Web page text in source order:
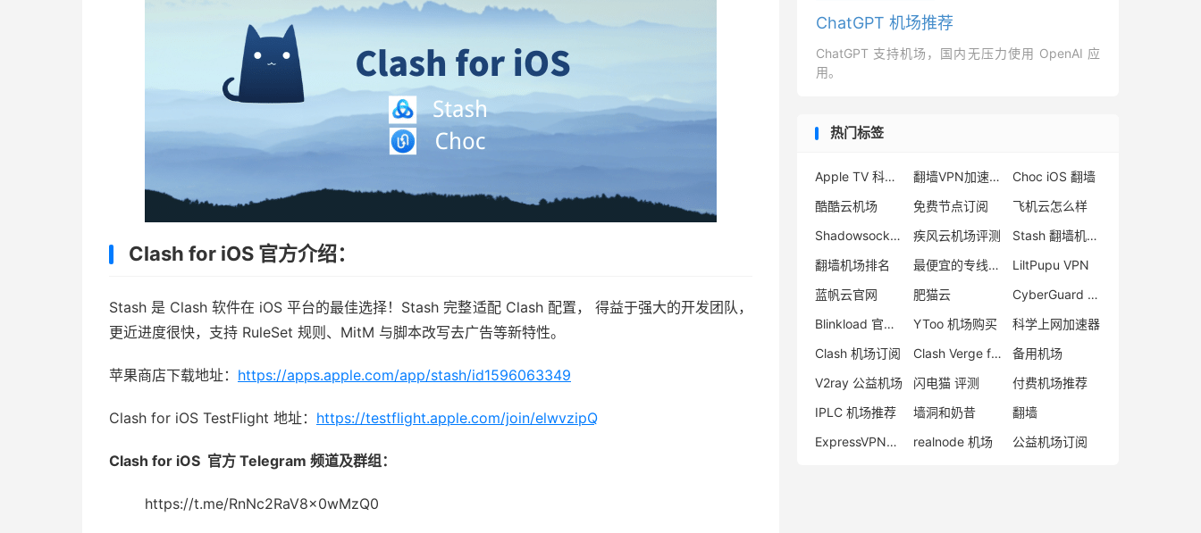
Clash for iOS 官方介绍：
Stash 是 Clash 软件在 iOS 平台的最佳选择！Stash 完整适配 Clash 配置， 得益于强大的开发团队，
更近进度很快，支持 RuleSet 规则、MitM 与脚本改写去广告等新特性。
苹果商店下载地址： https://apps.apple.com/app/stash/id1596063349
Clash for iOS TestFlight 地址： https://testflight.apple.com/join/elwvzipQ
Clash for iOS 官方 Telegram 频道及群组：
https://t.me/RnNc2RaV8x0wMzQ0
ChatGPT 机场推荐
ChatGPT 支持机场，国内无压力使用 OpenAI 应
用。
热门标签
Apple TV 科学上网 翻墙VPN加速器推荐
Choc iOS 翻墙
酷酷云机场
免费节点订阅
飞机云怎么样
Shadowsocks 节点哪里买
疾风云机场评测
Stash 翻墙机场推荐
翻墙机场排名
最便宜的专线机场
LiltPupu VPN
蓝帆云官网
肥猫云
CyberGuard 机场怎么样
Blinkload 官网打不开
YToo 机场购买
科学上网加速器
Clash 机场订阅
Clash Verge for Windows
备用机场
V2ray 公益机场
闪电猫 评测
付费机场推荐
IPLC 机场推荐
墙洞和奶昔
翻墙
ExpressVPN好用吗？
realnode 机场 公益机场订阅